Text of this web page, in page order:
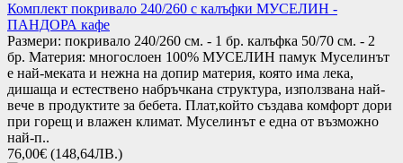
Комплект покривало 240/260 с калъфки МУСЕЛИН -
ПАНДОРА кафе
Размери: покривало 240/260 см. - 1 бр. калъфка 50/70 см. - 2
бр. Материя: многослоен 100% МУСЕЛИН памук Муселинът
е най-меката и нежна на допир материя, която има лека,
дишаща и естествено набръчкана структура, използвана най-
вече в продуктите за бебета. Плат,който създава комфорт дори
при горещ и влажен климат. Муселинът е една от възможно
най-п..
76,00€ (148,64ЛВ.)